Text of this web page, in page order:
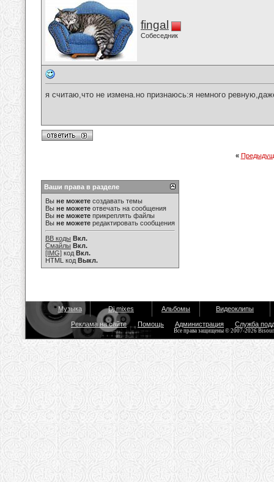
fingal
Собеседник
я считаю,что не измена.но признаюсь:я немного
«
Ваши права в разделе
Вы не можете создавать темы
Вы не можете отвечать на сообщения
Вы не можете прикреплять файлы
Вы не можете редактировать сообщения
BB коды Вкл.
Смайлы Вкл.
[IMG] код Вкл.
HTML код Выкл.
Музыка Dj mixes Альбомы Видеоклипы
Реклама на сайте Помощь Администрация Служба
Все права защищены © 2007-2026